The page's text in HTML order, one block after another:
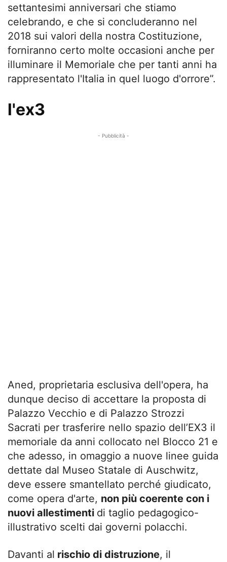
settantesimi anniversari che stiamo
celebrando, e che si concluderanno nel
2018 sui valori della nostra Costituzione,
forniranno certo molte occasioni anche per
illuminare il Memoriale che per tanti anni ha
rappresentato l'Italia in quel luogo d'orrore”.
l'ex3
- Pubblicità -
Aned, proprietaria esclusiva dell'opera, ha
dunque deciso di accettare la proposta di
Palazzo Vecchio e di Palazzo Strozzi
Sacrati per trasferire nello spazio dell’EX3 il
memoriale da anni collocato nel Blocco 21 e
che adesso, in omaggio a nuove linee guida
dettate dal Museo Statale di Auschwitz,
deve essere smantellato perché giudicato,
come opera d'arte, non più coerente con i
nuovi allestimenti di taglio pedagogico-
illustrativo scelti dai governi polacchi.
Davanti al rischio di distruzione, il